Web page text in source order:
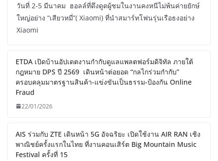
วันที่ 2-5 มีนาคม ฮอลล์ที่ดึงดูดผู้ชมในงานคงหนีไม่พ้นค่ายยักษ์
ใหญ่อย่าง “เสียวหมี่”( Xiaomi) ที่นำสมาร์ทโฟนรุ่นเรือธงอย่าง
Xiaomi
ETDA เปิดบ้านอัปเดตงานกำกับดูแลแพลตฟอร์มดิจิทัล ภายใต้
กฎหมาย DPS ปี 2569 เดินหน้าต่อยอด “กลไกร่วมกำกับ”
ครอบคลุมมาตรฐานสินค้า-แข่งขันเป็นธรรม-ป้องกัน Online
Fraud
22/01/2026
AIS ร่วมกับ ZTE เดินหน้า 5G อัจฉริยะ เปิดใช้งาน AIR RAN เชิง
พาณิชย์ครั้งแรกในไทย ที่งานคอนเสิร์ต Big Mountain Music
Festival ครั้งที่ 15